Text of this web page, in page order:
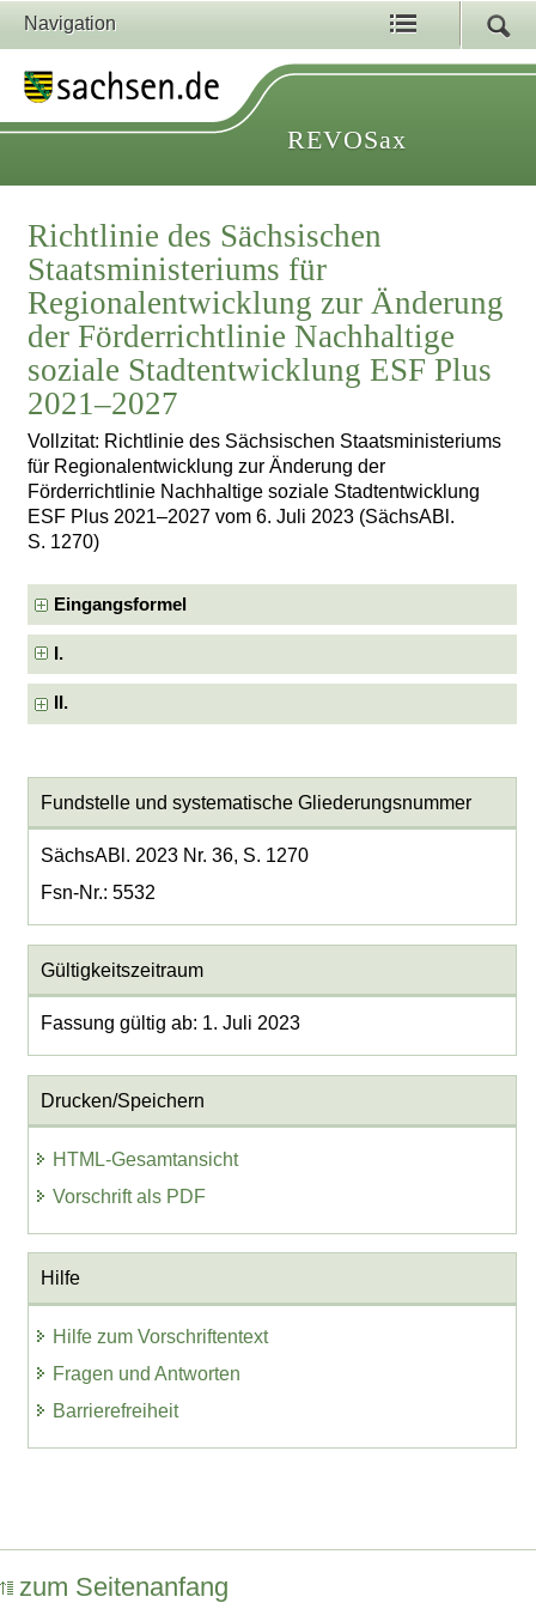
Navigation
REVOSax
Richtlinie des Sächsischen
Staatsministeriums für
Regionalentwicklung zur Änderung
der Förderrichtlinie Nachhaltige
soziale Stadtentwicklung ESF Plus
2021–2027
Vollzitat: Richtlinie des Sächsischen Staatsministeriums
für Regionalentwicklung zur Änderung der
Förderrichtlinie Nachhaltige soziale Stadtentwicklung
ESF Plus 2021–2027 vom 6. Juli 2023 (SächsABl.
S. 1270)
Eingangsformel
I.
II.
Fundstelle und systematische Gliederungsnummer
SächsABl. 2023 Nr. 36, S. 1270
Fsn-Nr.: 5532
Gültigkeitszeitraum
Fassung gültig ab: 1. Juli 2023
Drucken/Speichern
HTML-Gesamtansicht
Vorschrift als PDF
Hilfe
Hilfe zum Vorschriftentext
Fragen und Antworten
Barrierefreiheit
zum Seitenanfang